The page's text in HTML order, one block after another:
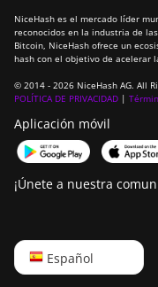
NiceHash es el mercado líder
reconocidos en la industria de
Bitcoin, NiceHash ofrece un
hash con el objetivo de acelerar
© 2014 - 2026 NiceHash AG. All
POLÍTICA DE PRIVACIDAD |
Aplicación móvil
¡Únete a nuestra
Español
English